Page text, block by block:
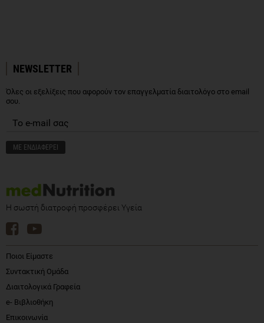
NEWSLETTER
Όλες οι εξελίξεις που αφορούν τον επαγγελματία διαιτολόγο στο email
σου.
Η σωστή διατροφή προσφέρει Υγεία
Ποιοι Είμαστε
Συντακτική Ομάδα
Διαιτολογικά Γραφεία
e- Βιβλιοθήκη
Επικοινωνία